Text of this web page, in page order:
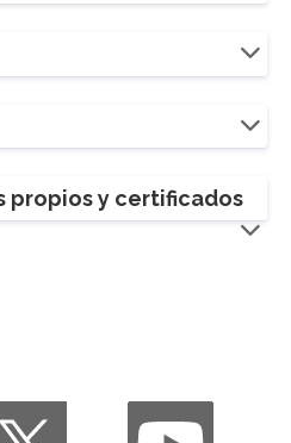
propios y certificados